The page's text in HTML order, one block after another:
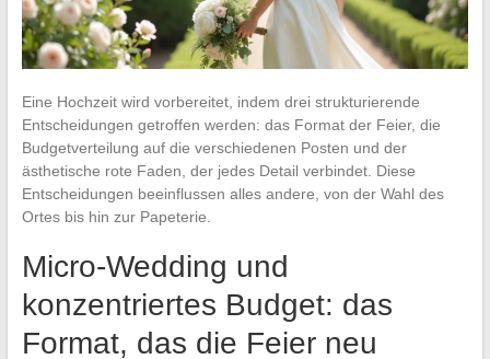
Eine Hochzeit wird vorbereitet, indem drei strukturierende
Entscheidungen getroffen werden: das Format der Feier, die
Budgetverteilung auf die verschiedenen Posten und der
ästhetische rote Faden, der jedes Detail verbindet. Diese
Entscheidungen beeinflussen alles andere, von der Wahl des
Ortes bis hin zur Papeterie.
Micro-Wedding und
konzentriertes Budget: das
Format, das die Feier neu